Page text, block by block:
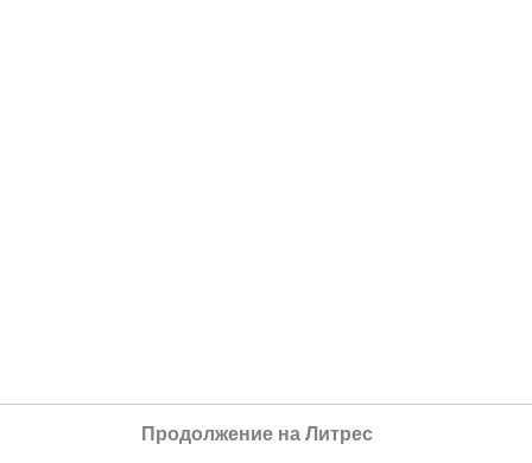
Продолжение на Литрес